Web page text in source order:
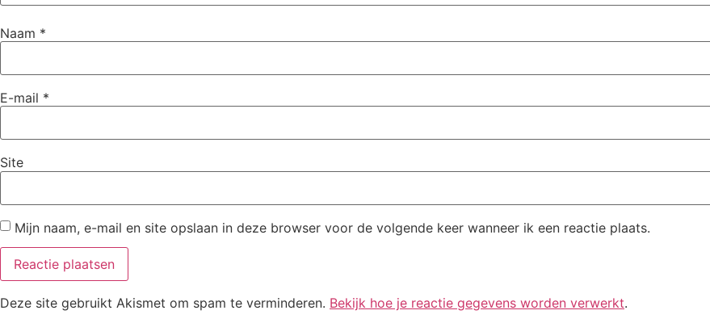
Naam *
E-mail *
Site
Mijn naam, e-mail en site opslaan in deze browser voor de volgende keer wanneer ik een reactie plaats.
Deze site gebruikt Akismet om spam te verminderen. Bekijk hoe je reactie gegevens worden verwerkt.